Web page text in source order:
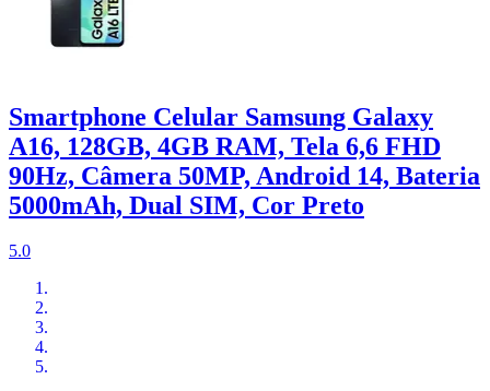
Smartphone Celular Samsung Galaxy
A16, 128GB, 4GB RAM, Tela 6,6 FHD
90Hz, Câmera 50MP, Android 14, Bateria
5000mAh, Dual SIM, Cor Preto
5.0